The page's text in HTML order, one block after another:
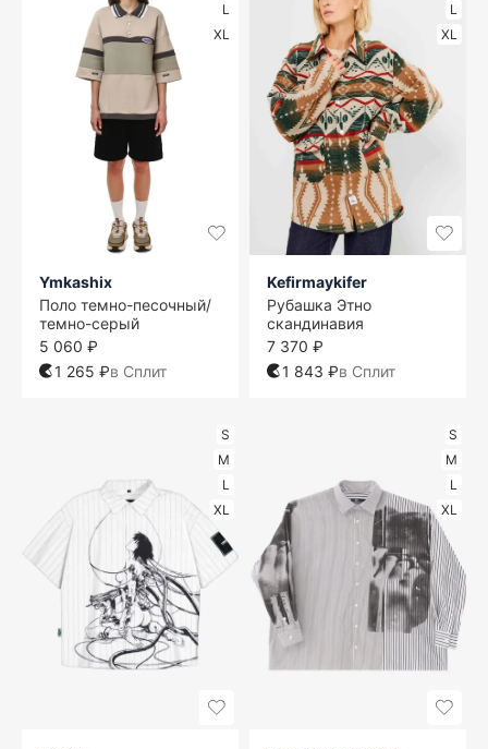
L
XL
Ymkashix
Поло темно-песочный/
темно-серый
5 060 ₽
1 265 ₽в Сплит
L
XL
Kefirmaykifer
Рубашка Этно
скандинавия
7 370 ₽
1 843 ₽в Сплит
S
M
L
XL
S
M
L
XL